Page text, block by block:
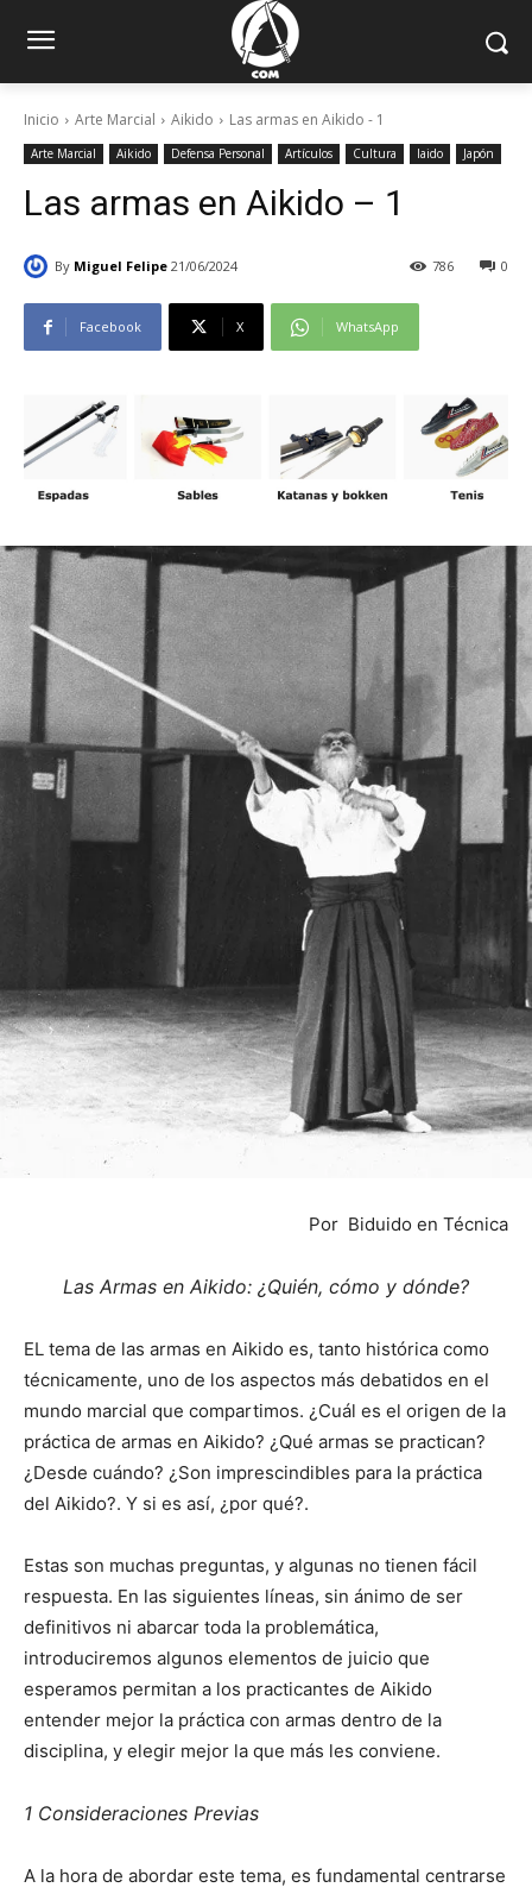
Inicio Arte Marcial Aikido Las armas en Aikido - 1
Arte Marcial Aikido Defensa Personal Artículos Cultura Iaido Japón
Las armas en Aikido – 1
By Miguel Felipe 21/06/2024 0
786
Facebook X WhatsApp
Por Biduido en Técnica
Las Armas en Aikido: ¿Quién, cómo y dónde?
EL tema de las armas en Aikido es, tanto histórica como
técnicamente, uno de los aspectos más debatidos en el
mundo marcial que compartimos. ¿Cuál es el origen de la
práctica de armas en Aikido? ¿Qué armas se practican?
¿Desde cuándo? ¿Son imprescindibles para la práctica
del Aikido?. Y si es así, ¿por qué?.
Estas son muchas preguntas, y algunas no tienen fácil
respuesta. En las siguientes líneas, sin ánimo de ser
definitivos ni abarcar toda la problemática,
introduciremos algunos elementos de juicio que
esperamos permitan a los practicantes de Aikido
entender mejor la práctica con armas dentro de la
disciplina, y elegir mejor la que más les conviene.
1 Consideraciones Previas
A la hora de abordar este tema, es fundamental centrarse